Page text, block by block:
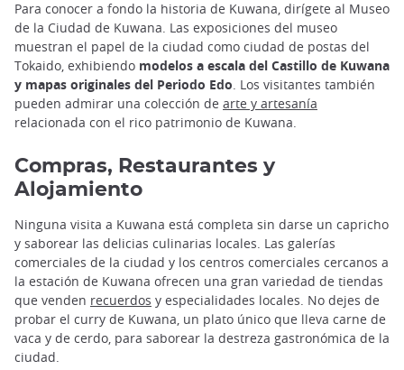
Para conocer a fondo la historia de Kuwana, dirígete al Museo
de la Ciudad de Kuwana. Las exposiciones del museo
muestran el papel de la ciudad como ciudad de postas del
Tokaido, exhibiendo modelos a escala del Castillo de Kuwana
y mapas originales del Periodo Edo . Los visitantes también
pueden admirar una colección de arte y artesanía
relacionada con el rico patrimonio de Kuwana.
Compras, Restaurantes y
Alojamiento
Ninguna visita a Kuwana está completa sin darse un capricho
y saborear las delicias culinarias locales. Las galerías
comerciales de la ciudad y los centros comerciales cercanos a
la estación de Kuwana ofrecen una gran variedad de tiendas
que venden recuerdos y especialidades locales. No dejes de
probar el curry de Kuwana, un plato único que lleva carne de
vaca y de cerdo, para saborear la destreza gastronómica de la
ciudad.